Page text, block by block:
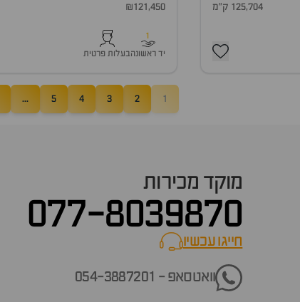
125,704 ק"מ ₪121,450
1
יד ראשונהבעלות פרטית
1
2
3
4
5
...
מוקד מכירות
077-8039870
חייגו עכשיוcall now
וואטסאפ - 054-3887201